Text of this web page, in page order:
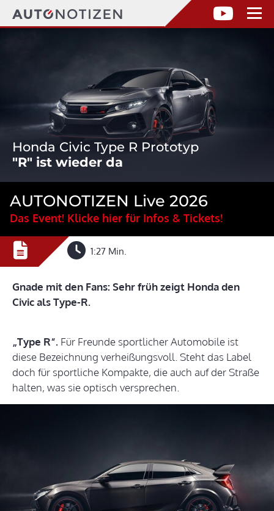
Honda Civic Type R Prototyp
"R" ist wieder da
AUTONOTIZEN Live 2026
Das Event! Klicke hier für Infos & Tickets!
1:27 Min.
Gnade mit den Fans: Sehr früh zeigt Honda den
Civic als Type-R.
„Type R“. Für Freunde sportlicher Automobile ist
diese Bezeichnung verheißungsvoll. Steht das Label
doch für sportliche Kompakte, die auch auf der Straße
halten, was sie optisch versprechen.